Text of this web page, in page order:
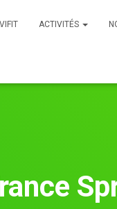
ACTIVITÉS